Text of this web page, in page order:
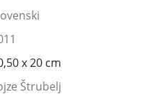
x 20 cm
Štrubelj